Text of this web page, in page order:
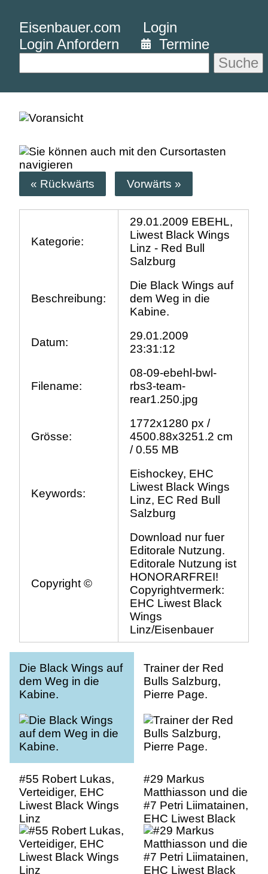
Eisenbauer.com
Login
Login Anfordern
Termine
Suche
« Rückwärts Vorwärts »
Kategorie:
29.01.2009 EBEHL,
Liwest Black Wings
Linz - Red Bull
Salzburg
Beschreibung:
Die Black Wings auf
dem Weg in die
Kabine.
Datum:
29.01.2009
23:31:12
Filename:
08-09-ebehl-bwl-
rbs3-team-
rear1.250.jpg
Grösse:
1772x1280 px /
4500.88x3251.2 cm
/ 0.55 MB
Keywords:
Eishockey, EHC
Liwest Black Wings
Linz, EC Red Bull
Salzburg
Copyright ©
Download nur fuer
Editorale Nutzung.
Editorale Nutzung ist
HONORARFREI!
Copyrightvermerk:
EHC Liwest Black
Wings
Linz/Eisenbauer
Die Black Wings auf
dem Weg in die
Kabine.
Trainer der Red
Bulls Salzburg,
Pierre Page.
#55 Robert Lukas,
Verteidiger, EHC
Liwest Black Wings
Linz
#29 Markus
Matthiasson und die
#7 Petri Liimatainen,
EHC Liwest Black
Wings Linz.